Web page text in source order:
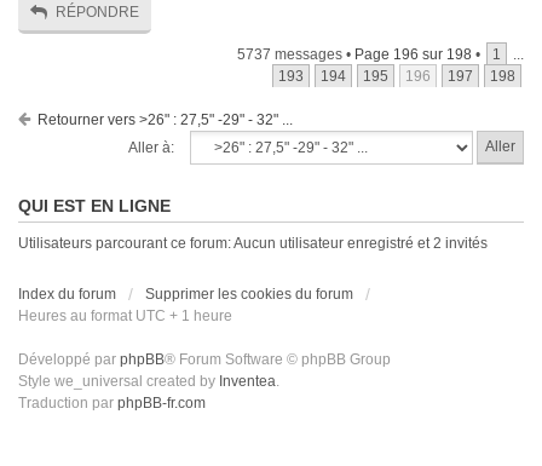
RÉPONDRE
5737 messages • Page 196 sur 198 • 1
193
194 195 196 197 198
Retourner vers >26" : 27,5" -29" - 32" ...
Aller à:
QUI EST EN LIGNE
Utilisateurs parcourant ce forum: Aucun utilisateur enregistré et 2 invités
Index du forum
Supprimer les cookies du forum
Heures au format UTC + 1 heure
Développé par phpBB® Forum Software © phpBB Group
Style we_universal created by Inventea
Traduction par phpBB-fr.com